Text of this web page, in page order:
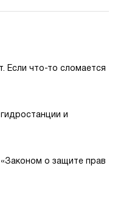
Если что-то сломается
и
«Законом о защите прав